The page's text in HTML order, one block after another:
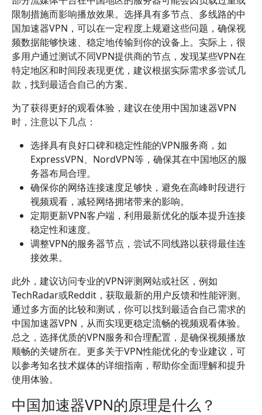
限制措施而影响播放效果。选择具有多节点、多线路的中
国加速器VPN，可以在一定程度上规避这些问题，确保视
频数据能够快速、稳定地传输到你的设备上。实际上，很
多用户通过测试不同VPN提供商的节点，发现某些VPN在
特定地区和时间段表现更优，建议根据实际需求多尝试几
款，找到最适合自己的方案。
为了获得更好的观看体验，建议在使用中国加速器VPN
时，注意以下几点：
选择具有良好口碑和稳定性能的VPN服务商，如
ExpressVPN、NordVPN等，确保其在中国地区的服
务器布局合理。
确保你的网络连接速度足够快，避免在高峰时段进行
视频观看，减轻网络拥堵带来的影响。
定期更新VPN客户端，利用最新优化的版本提升连接
稳定性和速度。
调整VPN的服务器节点，尝试不同线路以获得最佳连
接效果。
此外，建议访问专业的VPN评测网站或社区，例如
TechRadar或Reddit，获取最新的用户反馈和性能评测。
通过多方面的比较和测试，你可以找到最适合自己需求的
中国加速器VPN，从而实现更稳定流畅的视频观看体验。
总之，选择优质的VPN服务和合理配置，是确保视频播放
顺畅的关键所在。更多关于VPN性能优化的专业建议，可
以参考知名技术媒体的详细指南，帮助你全面理解和提升
使用体验。
中国加速器VPN的原理是什么？